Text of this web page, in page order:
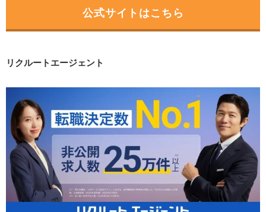
公式サイトはこちら
リクルートエージェント